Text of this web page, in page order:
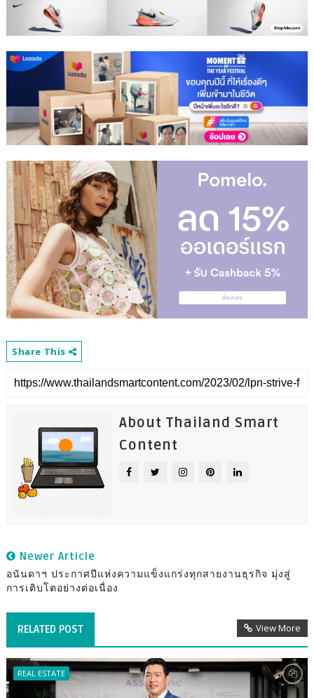
Share This
About Thailand Smart
Content
Newer Article
อนันดาฯ ประกาศปีแห่งความแข็งแกร่งทุกสายงานธุรกิจ มุ่งสู่
การเติบโตอย่างต่อเนื่อง
RELATED POST View More
REAL ESTATE